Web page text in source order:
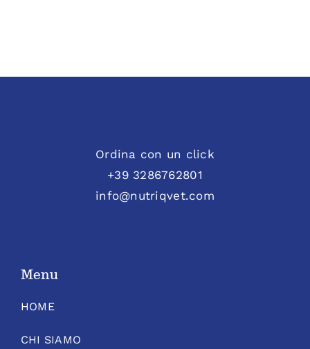
Ordina con un click
+39 3286762801
info@nutriqvet.com
Menu
HOME
CHI SIAMO